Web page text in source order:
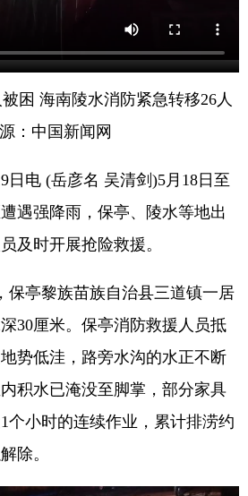
困 海南陵水消防紧急转移26人
：中国新闻网
电 (岳彦名 吴清剑)5月18日至
遇强降雨，保亭、陵水等地出
及时开展抢险救援。
亭黎族苗族自治县三道镇一居
30厘米。保亭消防救援人员抵
势低洼，路旁水沟的水正不断
积水已淹没至脚掌，部分家具
个小时的连续作业，累计排涝约
除。